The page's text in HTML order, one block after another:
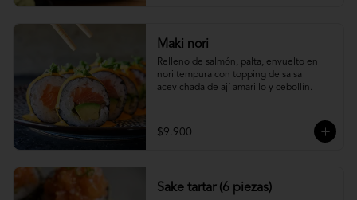
Maki nori
Relleno de salmón, palta, envuelto en
nori tempura con topping de salsa
acevichada de ají amarillo y cebollín.
$9.900
Sake tartar (6 piezas)